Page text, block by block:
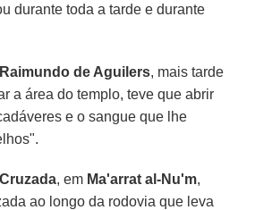
durante toda a tarde e durante
Raimundo de Aguilers, mais tarde
a área do templo, teve que abrir
e o sangue que lhe
Cruzada, em Ma'arrat al-Nu'm,
ao longo da rodovia que leva